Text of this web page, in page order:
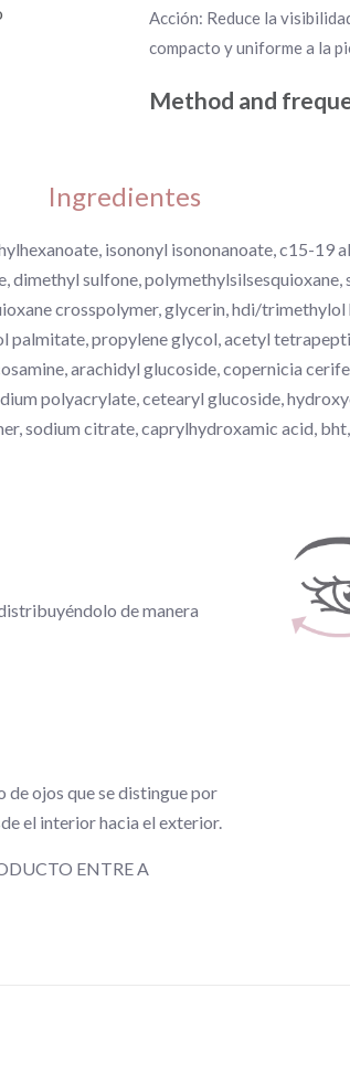
Acción: Reduce la
compacto y uniforme a la
Method and
Ingredientes
isononyl isononanoate, c15-19
dimethyl sulfone, polymethylsilsesquioxane,
crosspolymer, glycerin, hdi/
palmitate, propylene glycol, acetyl
arachidyl glucoside, copernicia
polyacrylate, cetearyl glucoside,
sodium citrate, caprylhydroxamic acid,
de manera
ojos que se distingue por
el interior hacia el exterior.
ENTRE A